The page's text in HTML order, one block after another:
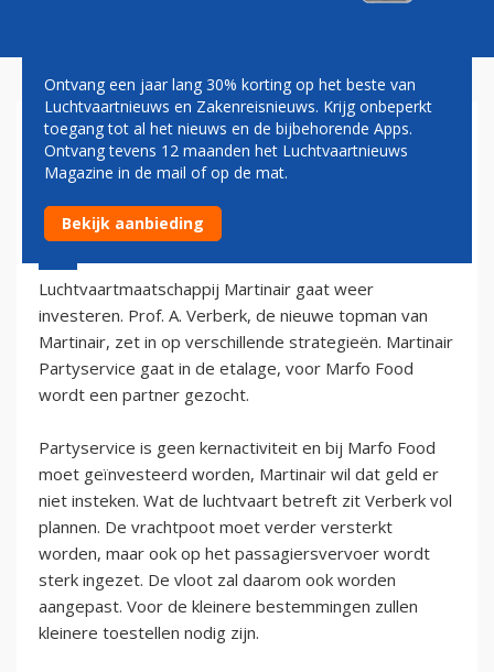
MARTINAIR GAAT
INVESTEREN
17 april 2002 - 2:00
Luchtvaartmaatschappij Martinair gaat weer
investeren. Prof. A. Verberk, de nieuwe topman van
Martinair, zet in op verschillende strategieën. Martinair
Partyservice gaat in de etalage, voor Marfo Food
wordt een partner gezocht.
Partyservice is geen kernactiviteit en bij Marfo Food
moet geïnvesteerd worden, Martinair wil dat geld er
niet insteken. Wat de luchtvaart betreft zit Verberk vol
plannen. De vrachtpoot moet verder versterkt
worden, maar ook op het passagiersvervoer wordt
sterk ingezet. De vloot zal daarom ook worden
aangepast. Voor de kleinere bestemmingen zullen
kleinere toestellen nodig zijn.
Ontvang een jaar lang 30% korting op het beste van
Luchtvaartnieuws en Zakenreisnieuws. Krijg onbeperkt
toegang tot al het nieuws en de bijbehorende Apps.
Ontvang tevens 12 maanden het Luchtvaartnieuws
Magazine in de mail of op de mat.
Bekijk aanbieding